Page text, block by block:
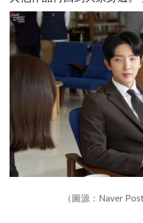
（圖源：Naver